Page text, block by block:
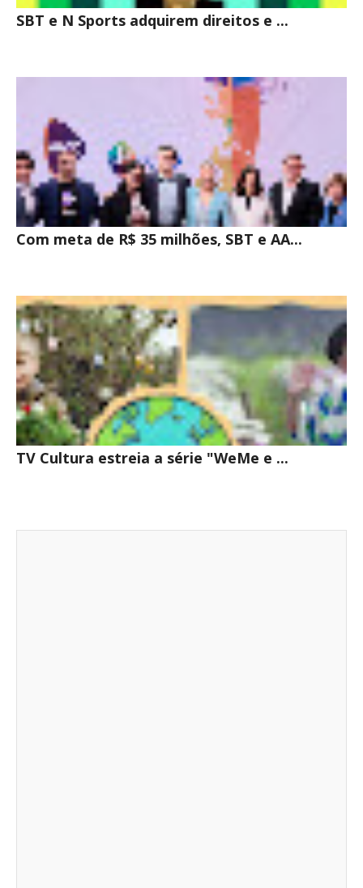
SBT e N Sports adquirem direitos e ...
Com meta de R$ 35 milhões, SBT e AA...
TV Cultura estreia a série "WeMe e ...